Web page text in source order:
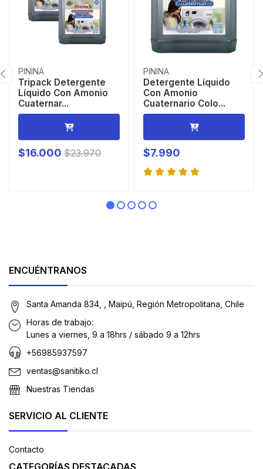
PININA
Tripack Detergente
Líquido Con Amonio
Cuaternar...
$16.000 $23.970
PININA
Detergente Líquido
Con Amonio
Cuaternario Colo...
$7.990
ENCUÉNTRANOS
Santa Amanda 834, , Maipú, Región Metropolitana, Chile
Horas de trabajo:
Lunes a viernes, 9 a 18hrs / sábado 9 a 12hrs
+56985937597
ventas@sanitiko.cl
Nuestras Tiendas
SERVICIO AL CLIENTE
Contacto
CATEGORÍAS DESTACADAS